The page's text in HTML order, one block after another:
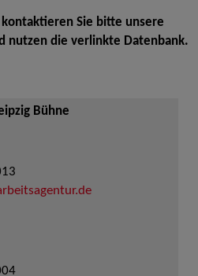
Sie bitte unsere
nutzen die verlinkte Datenbank.
Bühne